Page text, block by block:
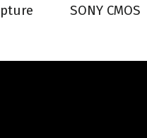
SONY CMOS